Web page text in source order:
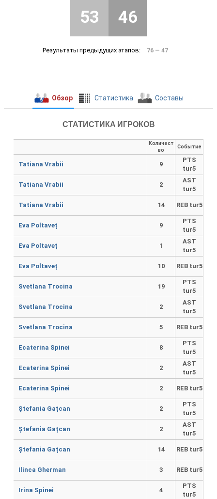
53 46
76 — 47
Обзор Cтатистика Составы
СТАТИСТИКА ИГРОКОВ
Количест
во
Событие
Tatiana Vrabii 9
PTS
tur5
Tatiana Vrabii 2
AST
tur5
Tatiana Vrabii 14 REB tur5
Eva Poltaveț 9
PTS
tur5
Eva Poltaveț 1
AST
tur5
Eva Poltaveț 10 REB tur5
Svetlana Trocina 19
PTS
tur5
Svetlana Trocina 2
AST
tur5
Svetlana Trocina 5 REB tur5
Ecaterina Spinei 8
PTS
tur5
Ecaterina Spinei 2
AST
tur5
Ecaterina Spinei 2 REB tur5
Ștefania Gațcan 2
PTS
tur5
Ștefania Gațcan 2
AST
tur5
Ștefania Gațcan 14 REB tur5
Ilinca Gherman 3 REB tur5
Irina Spinei 4
PTS
tur5